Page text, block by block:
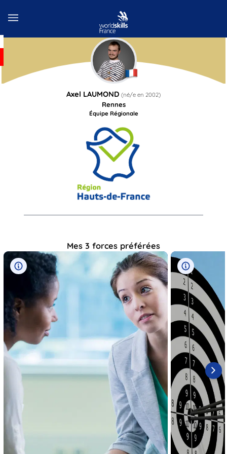
Axel LAUMOND (né/e en 2002)
Rennes
Équipe Régionale
Mes 3 forces préférées